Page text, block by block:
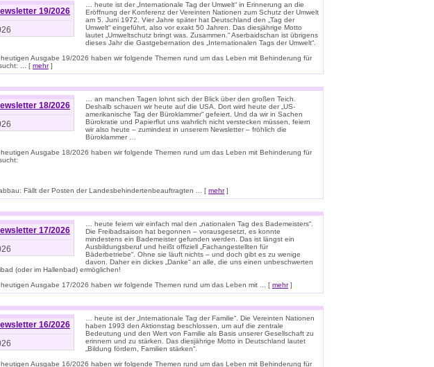
19/2026
… heute ist der „Internationale Tag der Umwelt“ in Erinnerung an die
Eröffnung der Konferenz der Vereinten Nationen zum Schutz der Umwelt
am 5. Juni 1972. Vier Jahre später hat Deutschland den „Tag der
Umwelt“ eingeführt, also vor exakt 50 Jahren. Das diesjährige Motto
lautet „Umweltschutz bringt was. Zusammen.“ Aserbaidschan ist übrigens
dieses Jahr die Gastgebernation des „Internationalen Tags der Umwelt“.
Ausgabe 19/2026 haben wir folgende Themen rund um das Leben mit Behinderung für
... [ mehr]
18/2026
… an manchen Tagen lohnt sich der Blick über den großen Teich.
Deshalb schauen wir heute auf die USA. Dort wird heute der „US-
amerikanische Tag der Büroklammer“ gefeiert. Und da wir in Sachen
Bürokratie und Papierflut uns wahrlich nicht verstecken müssen, feiern
wir also heute – zumindest in unserem Newsletter – fröhlich die
Büroklammer …
Ausgabe 18/2026 haben wir folgende Themen rund um das Leben mit Behinderung für
Fällt der Posten der Landesbehindertenbeauftragten ... [ mehr]
17/2026
… heute feiern wir einfach mal den „nationalen Tag des Bademeisters“.
Die Freibadsaison hat begonnen – vorausgesetzt, es konnte
mindestens ein Bademeister gefunden werden. Das ist längst ein
Ausbildungsberuf und heißt offiziell „Fachangestellten für
Bäderbetriebe“. Ohne sie läuft nichts – und doch gibt es zu wenige
davon. Daher ein dickes „Danke“ an alle, die uns einen unbeschwerten
(oder im Hallenbad) ermöglichen!
Ausgabe 17/2026 haben wir folgende Themen rund um das Leben mit ... [ mehr]
16/2026
… heute ist der „Internationale Tag der Familie“. Die Vereinten Nationen
haben 1993 den Aktionstag beschlossen, um auf die zentrale
Bedeutung und den Wert von Familie als Basis unserer Gesellschaft zu
erinnern und zu stärken. Das diesjährige Motto in Deutschland lautet
„Bildung fördern, Familien stärken“.
Ausgabe 16/2026 haben wir folgende Themen rund um das Leben mit Behinderung für